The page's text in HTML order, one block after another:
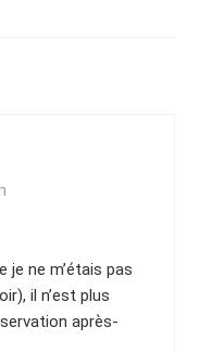
je ne m’étais pas
il n’est plus
après-